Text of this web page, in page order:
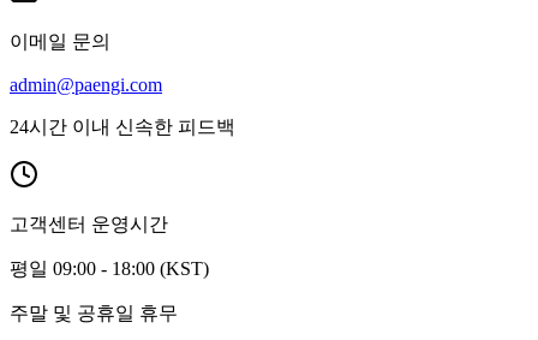
이메일 문의
admin@paengi.com
24시간 이내 신속한 피드백
고객센터 운영시간
평일 09:00 - 18:00 (KST)
주말 및 공휴일 휴무